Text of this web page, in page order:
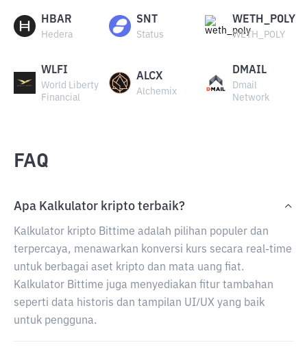
HBAR
Hedera
SNT
Status
WETH_POLY
WETH_POLY
WLFI
World Liberty
Financial
ALCX
Alchemix
DMAIL
Dmail
Network
FAQ
Apa Kalkulator kripto terbaik?
Kalkulator kripto Bittime adalah pilihan populer dan
terpercaya, menawarkan konversi kurs secara real-time
untuk berbagai aset kripto dan mata uang fiat.
Kalkulator Bittime juga menyediakan fitur tambahan
seperti data historis dan tampilan UI/UX yang baik
untuk pengguna.